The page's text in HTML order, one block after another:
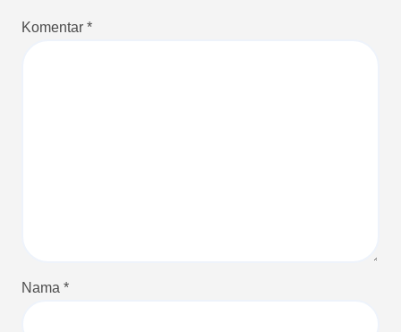
Komentar *
Nama *